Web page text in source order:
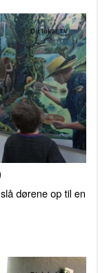
dørene op til en